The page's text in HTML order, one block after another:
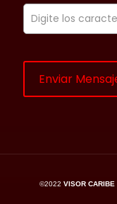
©2022 VISOR CARIBE